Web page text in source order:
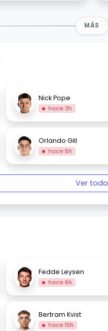
MÁS
Nick Pope
hace 3h
Orlando Gill
hace 5h
Ver todo
Fedde Leysen
hace 6h
Bertram Kvist
hace 10h